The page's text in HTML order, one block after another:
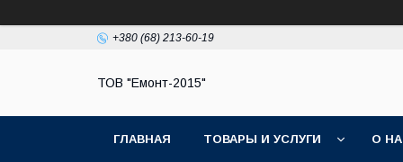
+380 (68) 213-60-19
ТОВ "Емонт-2015"
ГЛАВНАЯ ТОВАРЫ И УСЛУГИ О